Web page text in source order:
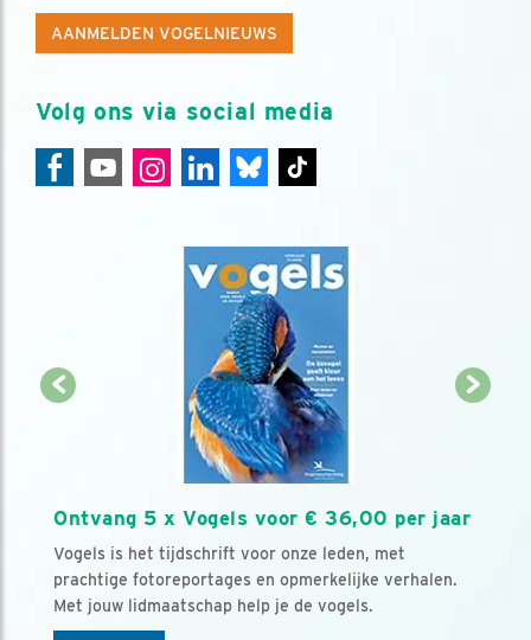
AANMELDEN VOGELNIEUWS
Volg ons via social media
Ontvang 5 x Vogels voor € 36,00 per jaar
Vogels is het tijdschrift voor onze leden, met
prachtige fotoreportages en opmerkelijke verhalen.
Met jouw lidmaatschap help je de vogels.